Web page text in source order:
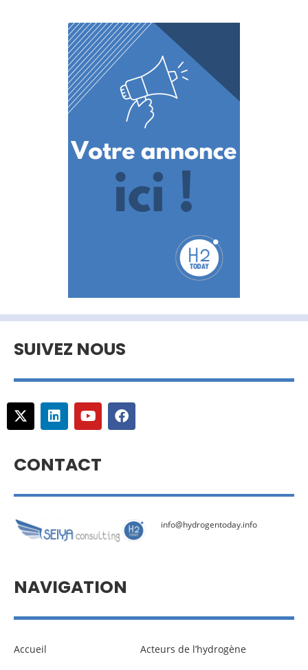
SUIVEZ NOUS
CONTACT
info@hydrogentoday.info
NAVIGATION
Accueil Acteurs de l’hydrogène